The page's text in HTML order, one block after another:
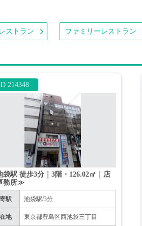
レストラン ファミリーレストラン
214348
駅 徒歩3分｜3階・126.02㎡｜店
務所≫
駅 池袋駅/3分
地 東京都豊島区西池袋三丁目